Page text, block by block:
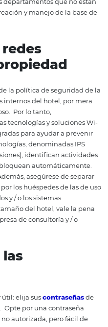
puede tener tu hotel es
con el intercambio de estos
del
un
estándar
de datos.
estándar para la
agregada a los
fácil de usar por los
(marketing, ventas,
procesar y analizar
de la base de datos.
en
y aplicaciones, en
riesgo la seguridad de la